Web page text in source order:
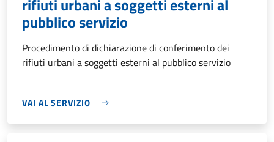
rifiuti urbani a soggetti esterni al
pubblico servizio
Procedimento di dichiarazione di conferimento dei
rifiuti urbani a soggetti esterni al pubblico servizio
VAI AL SERVIZIO